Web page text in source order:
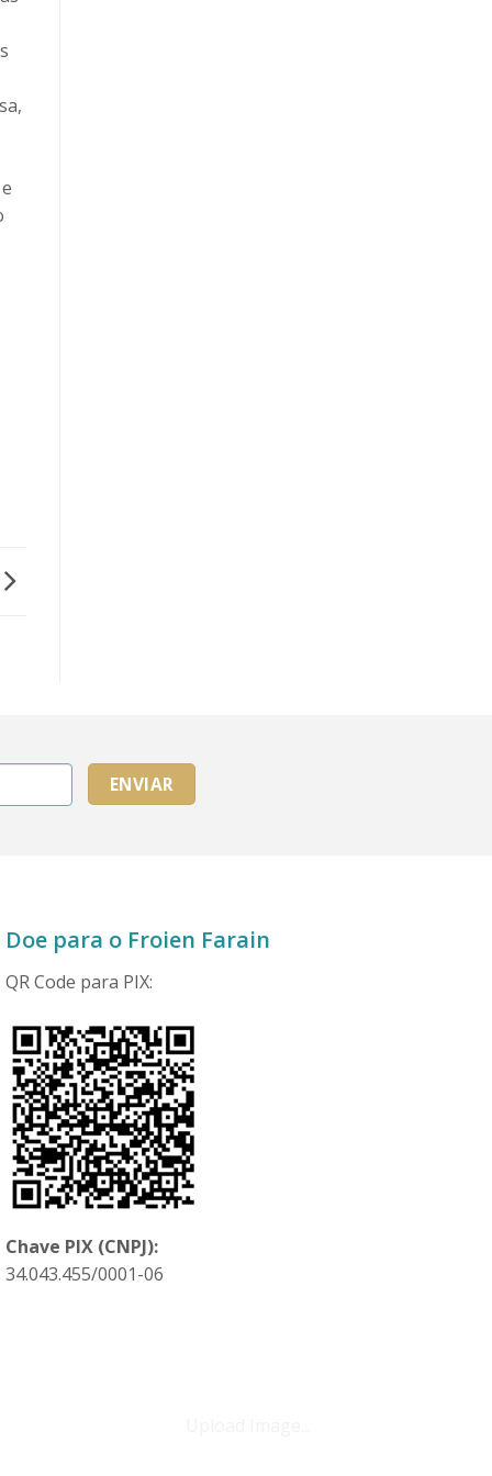
Doe para o Froien Farain
QRCode para PIX:
Chave PIX (CNPJ):
34.043.455/0001-06